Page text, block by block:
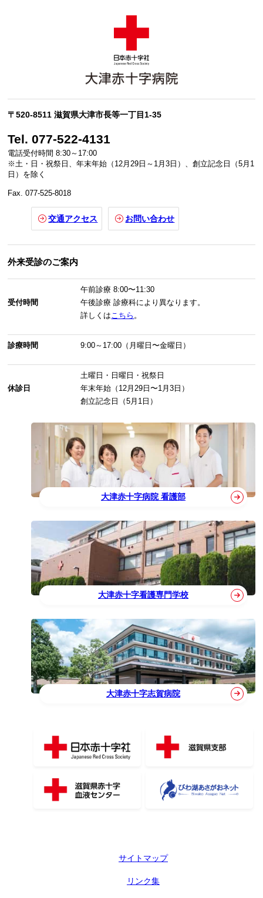
〒520-8511 滋賀県大津市長等一丁目1-35
Tel. 077-522-4131
電話受付時間 8:30～17:00
※土・日・祝祭日、年末年始（12月29日～1月3日）、創立記念日（5月1
日）を除く
Fax. 077-525-8018
交通アクセス お問い合わせ
外来受診のご案内
受付時間
午前診療8:00〜11:30
午後診療診療科により異なります。
詳しくはこちら 。
診療時間 9:00～17:00（月曜日〜金曜日）
休診日
土曜日・日曜日・祝祭日
年末年始（12月29日〜1月3日）
創立記念日（5月1日）
大津赤十字病院 看護部
大津赤十字看護専門学校
大津赤十字志賀病院
サイトマップ
リンク集